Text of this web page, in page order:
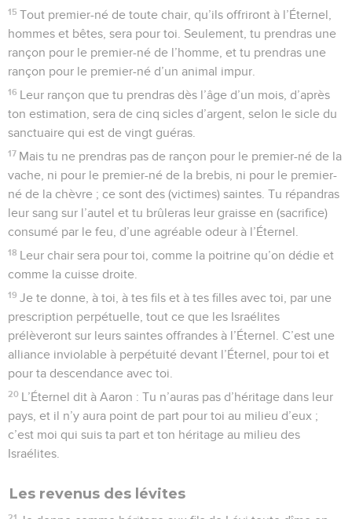
15 Tout premier-né de toute chair, qu’ils offriront à l’Éternel,
hommes et bêtes, sera pour toi. Seulement, tu prendras une
rançon pour le premier-né de l’homme, et tu prendras une
rançon pour le premier-né d’un animal impur.
16 Leur rançon que tu prendras dès l’âge d’un mois, d’après
ton estimation, sera de cinq sicles d’argent, selon le sicle du
sanctuaire qui est de vingt guéras.
17 Mais tu ne prendras pas de rançon pour le premier-né de la
vache, ni pour le premier-né de la brebis, ni pour le premier-
né de la chèvre ; ce sont des (victimes) saintes. Tu répandras
leur sang sur l’autel et tu brûleras leur graisse en (sacrifice)
consumé par le feu, d’une agréable odeur à l’Éternel.
18 Leur chair sera pour toi, comme la poitrine qu’on dédie et
comme la cuisse droite.
19 Je te donne, à toi, à tes fils et à tes filles avec toi, par une
prescription perpétuelle, tout ce que les Israélites
prélèveront sur leurs saintes offrandes à l’Éternel. C’est une
alliance inviolable à perpétuité devant l’Éternel, pour toi et
pour ta descendance avec toi.
20 L’Éternel dit à Aaron : Tu n’auras pas d’héritage dans leur
pays, et il n’y aura point de part pour toi au milieu d’eux ;
c’est moi qui suis ta part et ton héritage au milieu des
Israélites.
Les revenus des lévites
21